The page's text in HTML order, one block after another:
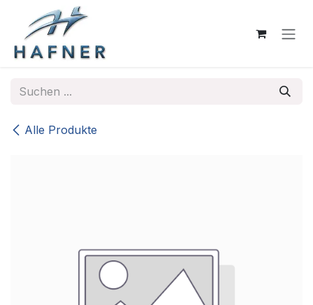
Zum Inhalt springen
Alle Produkte